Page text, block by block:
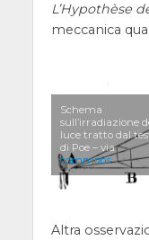
L’Hypothèse
meccanica
Schema
sull’irradiazione
luce tratto dal
di Poe – via
commons
Altra